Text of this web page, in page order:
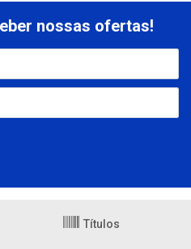
nossas ofertas!
Títulos